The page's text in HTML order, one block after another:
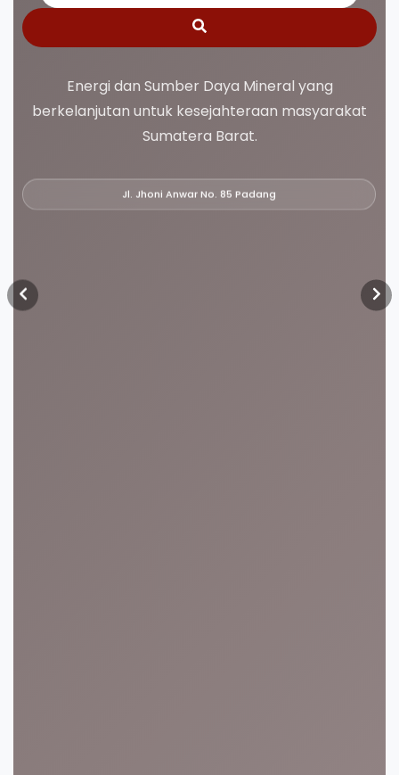
Energi dan Sumber Daya Mineral yang
berkelanjutan untuk kesejahteraan masyarakat
Sumatera Barat.
Jl. Jhoni Anwar No. 85 Padang